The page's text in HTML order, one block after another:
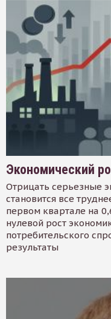
Экономический
Отрицать серьезные
становится все
первом квартале на
нулевой рост
потребительского
результаты